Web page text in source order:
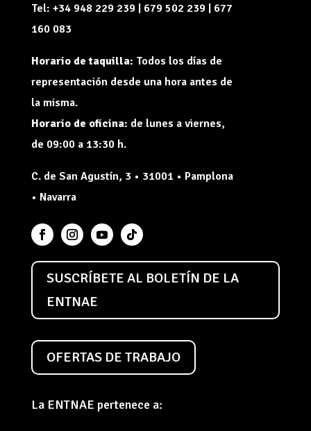
Tel: +34 948 229 239 | 679 502 239 | 677
160 083
Horario de taquilla: Todos los días de
representación desde una hora antes de
la misma.
Horario de oficina: de lunes a viernes,
de 09:00 a 13:30 h.
C. de San Agustín, 3 • 31001 • Pamplona
• Navarra
SUSCRÍBETE AL BOLETÍN DE LA
ENTNAE
OFERTAS DE TRABAJO
La ENTNAE pertenece a: